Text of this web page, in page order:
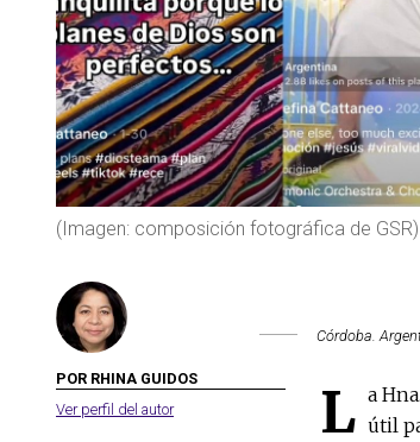
(Imagen: composición fotográfica de GSR)
POR RHINA GUIDOS
Ver perfil del autor
Córdoba.
L a
útil